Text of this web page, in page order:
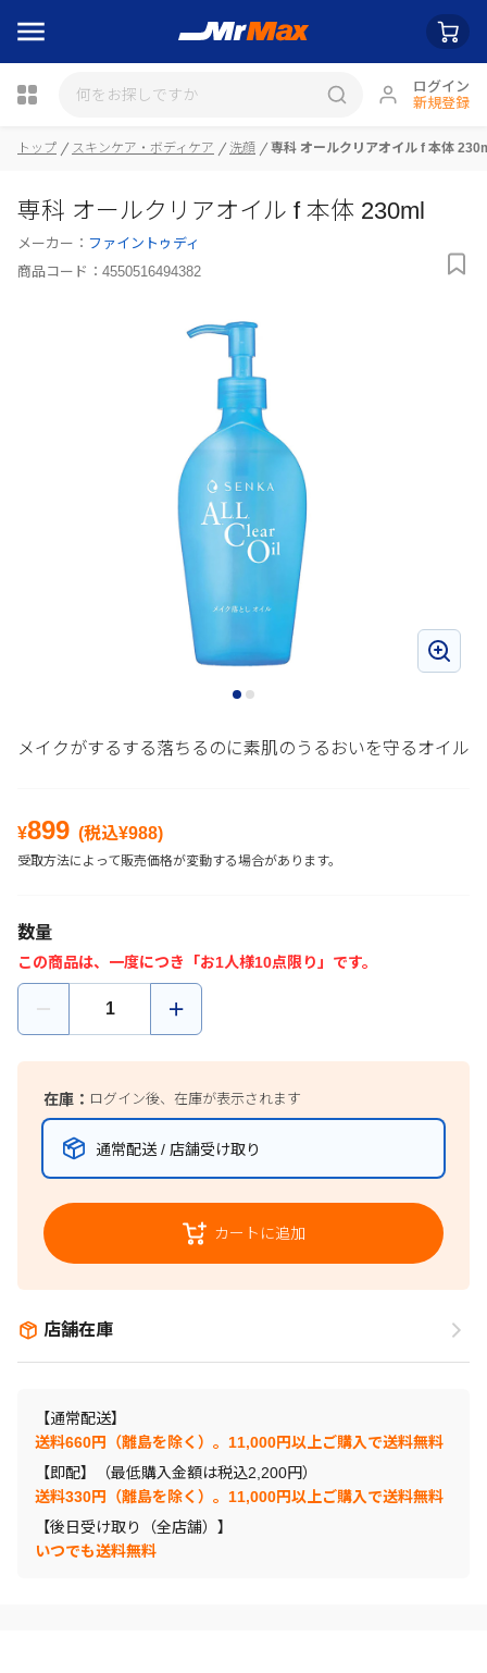
ログイン
新規登録
トップ スキンケア・ボディケア 洗顔 専科 オールクリアオイル f 本体
専科 オールクリアオイル f 本体 230ml
メーカー： ファイントゥディ
商品コード： 4550516494382
メイクがするする落ちるのに素肌のうるおいを守るオイル
¥899 (税込¥988)
受取方法によって販売価格が変動する場合があります。
数量
この商品は、一度につき「お1人様10点限り」です。
在庫： ログイン後、在庫が表示されます
通常配送 / 店舗受け取り
カートに追加
店舗在庫
【通常配送】
送料660円（離島を除く）。11,000円以上ご購入で送料無料
【即配】（最低購入金額は税込2,200円）
送料330円（離島を除く）。11,000円以上ご購入で送料無料
【後日受け取り（全店舗）】
いつでも送料無料